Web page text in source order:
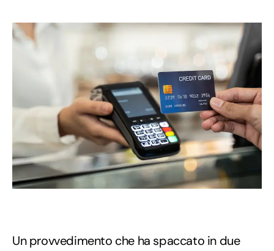
Un provvedimento che ha spaccato in due